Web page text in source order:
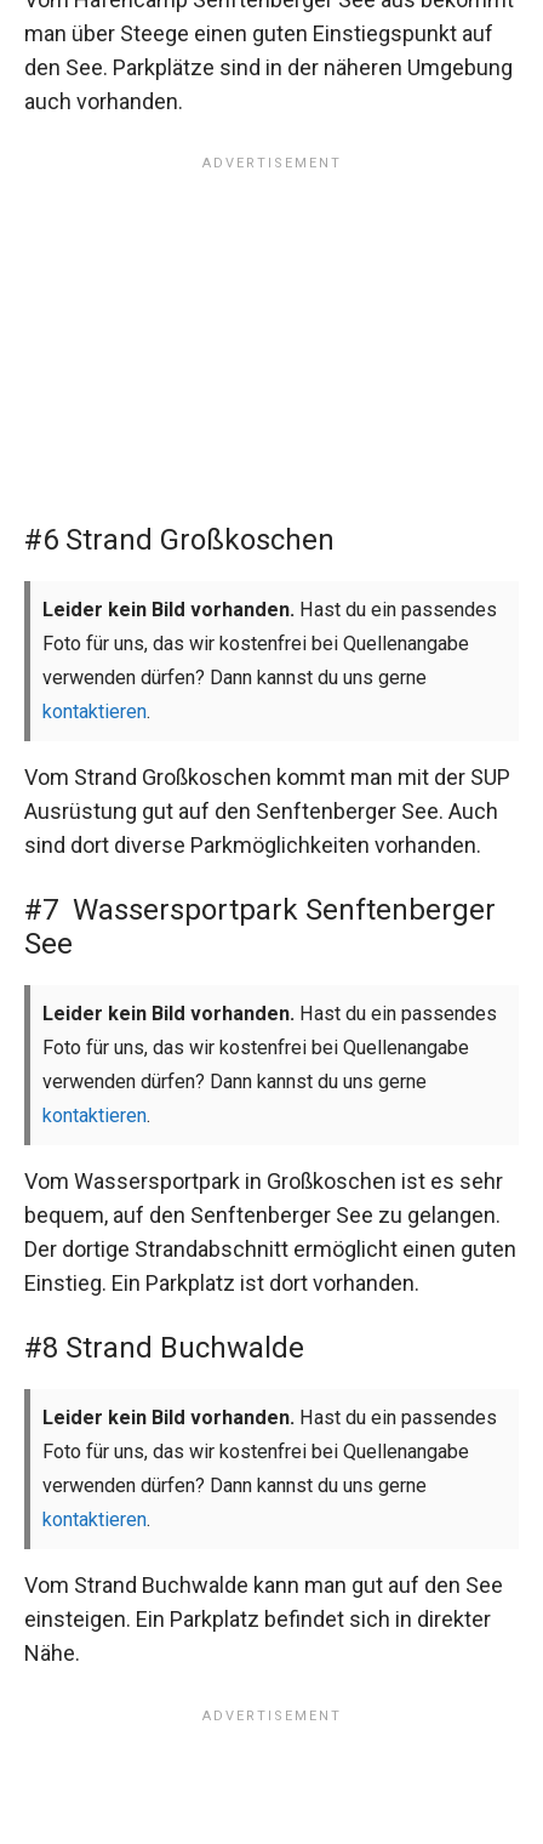
man über Steege einen guten Einstiegspunkt auf
den See. Parkplätze sind in der näheren Umgebung
auch vorhanden.
#6 Strand Großkoschen
Leider kein Bild vorhanden. Hast du ein passendes
Foto für uns, das wir kostenfrei bei Quellenangabe
verwenden dürfen? Dann kannst du uns gerne
kontaktieren.
Vom Strand Großkoschen kommt man mit der SUP
Ausrüstung gut auf den Senftenberger See. Auch
sind dort diverse Parkmöglichkeiten vorhanden.
#7 Wassersportpark Senftenberger
See
Leider kein Bild vorhanden. Hast du ein passendes
Foto für uns, das wir kostenfrei bei Quellenangabe
verwenden dürfen? Dann kannst du uns gerne
kontaktieren.
Vom Wassersportpark in Großkoschen ist es sehr
bequem, auf den Senftenberger See zu gelangen.
Der dortige Strandabschnitt ermöglicht einen guten
Einstieg. Ein Parkplatz ist dort vorhanden.
#8 Strand Buchwalde
Leider kein Bild vorhanden. Hast du ein passendes
Foto für uns, das wir kostenfrei bei Quellenangabe
verwenden dürfen? Dann kannst du uns gerne
kontaktieren.
Vom Strand Buchwalde kann man gut auf den See
einsteigen. Ein Parkplatz befindet sich in direkter
Nähe.